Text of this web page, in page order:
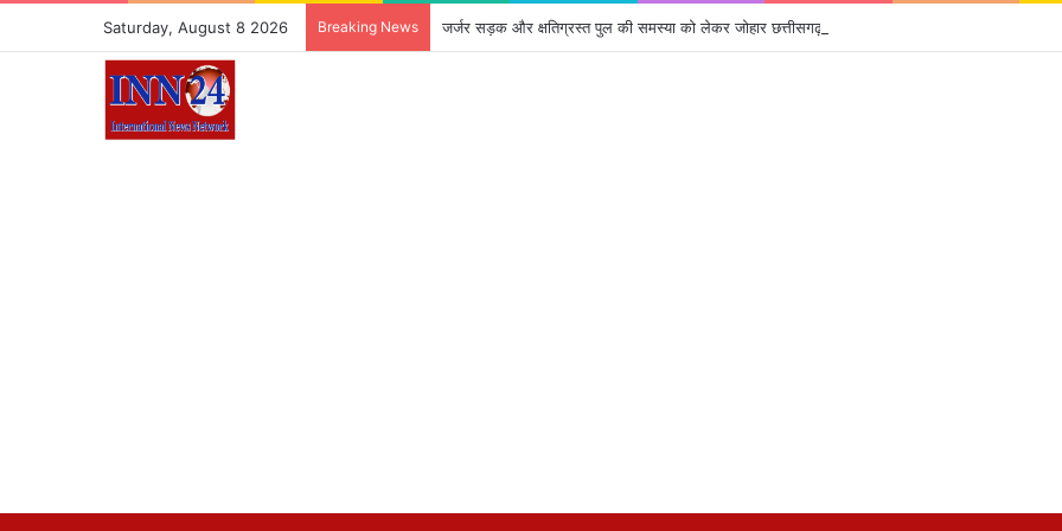
Saturday, August 8 2026 Breaking News जर्जर सड़क और क्षतिग्रस्त पुल की समस्या को लेकर जोहार छत्तीसगढ़ पार्टी का उग्र चक्का जाम, 4 घंटे तक थमा